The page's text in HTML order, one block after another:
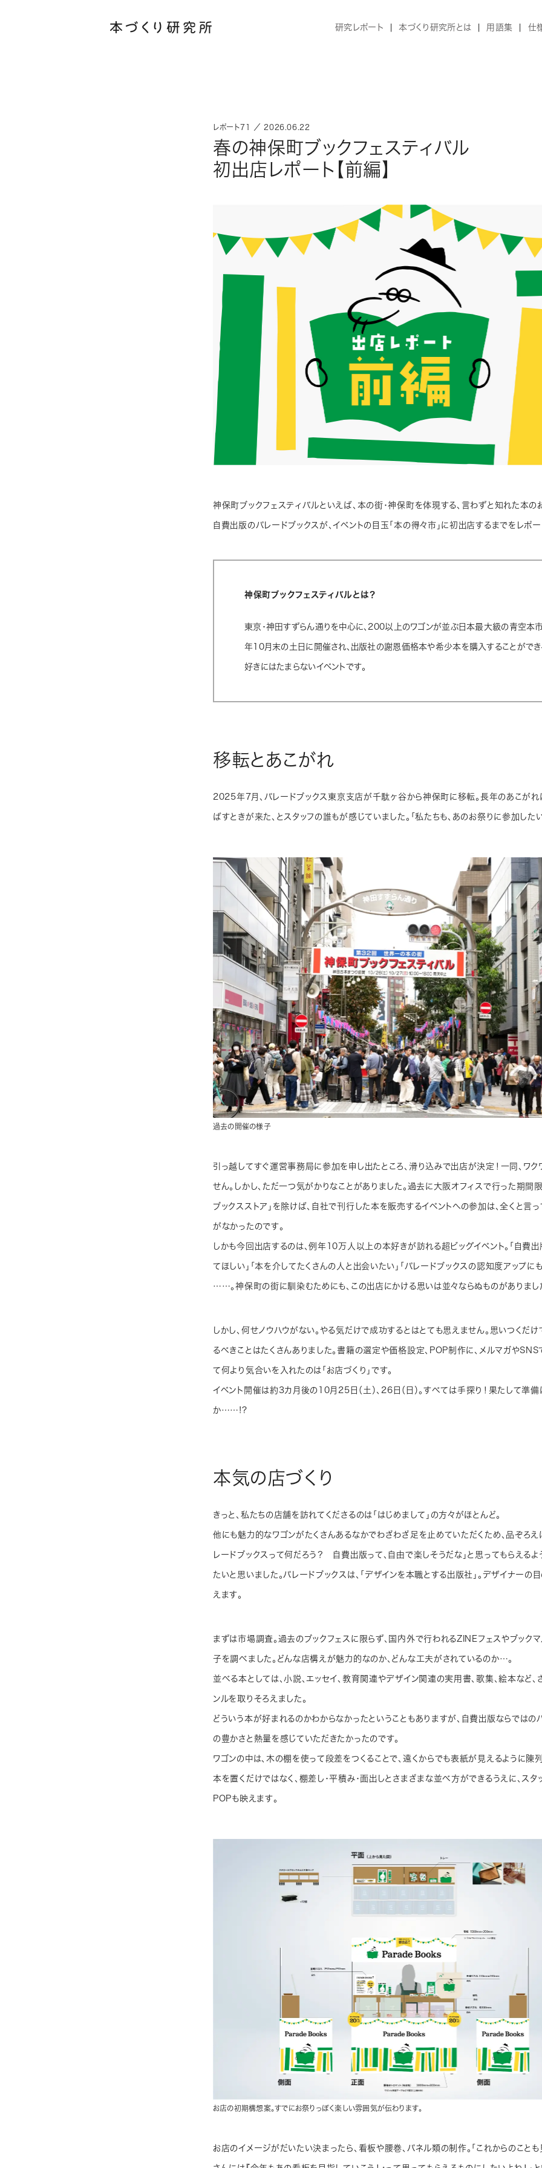
研究レポート 本づくり研究所とは 用語集 仕
レポート71 ／ 2026.06.22
春の神保町ブックフェスティバル
初出店レポート【前編】
神保町ブックフェスティバルといえば、本の街・神保町を体現する、言わずと知れた本の
自費出版のパレードブックスが、イベントの目玉「本の得々市」に初出店するまでをレポー
神保町ブックフェスティバルとは？
東京・神田すずらん通りを中心に、200以上のワゴンが並ぶ日本最大級の青空本
年10月末の土日に開催され、出版社の謝恩価格本や希少本を購入することができ
好きにはたまらないイベントです。
移転とあこがれ
2025年7月、パレードブックス東京支店が千駄ヶ谷から神保町に移転。長年のあこが
ばすときが来た、とスタッフの誰もが感じていました。「私たちも、あのお祭りに参加した
過去の開催の様子
引っ越してすぐ運営事務局に参加を申し出たところ、滑り込みで出店が決定！一同、ワク
せん。しかし、ただ一つ気がかりなことがありました。過去に大阪オフィスで行った期間
ブックスストア」を除けば、自社で刊行した本を販売するイベントへの参加は、全くと言
がなかったのです。
しかも今回出店するのは、例年10万人以上の本好きが訪れる超ビッグイベント。「自費
てほしい」「本を介してたくさんの人と出会いたい」「パレードブックスの認知度アップに
……。神保町の街に馴染むためにも、この出店にかける思いは並々ならぬものがありまし
しかし、何せノウハウがない。やる気だけで成功するとはとても思えません。思いつくだけ
るべきことはたくさんありました。書籍の選定や価格設定、POP制作に、メルマガやSNS
て何より気合いを入れたのは「お店づくり」です。
イベント開催は約3カ月後の10月25日（土）、26日（日）。すべては手探り！果たして準
か……!?
本気の店づくり
きっと、私たちの店舗を訪れてくださるのは「はじめまして」の方々がほとんど。
他にも魅力的なワゴンがたくさんあるなかでわざわざ足を止めていただくため、品ぞろえ
レードブックスって何だろう？ 自費出版って、自由で楽しそうだな」と思ってもらえる
たいと思いました。パレードブックスは、「デザインを本職とする出版社」。デザイナーの
えます。
まずは市場調査。過去のブックフェスに限らず、国内外で行われるZINEフェスやブック
子を調べました。どんな店構えが魅力的なのか、どんな工夫がされているのか…。
並べる本としては、小説、エッセイ、教育関連やデザイン関連の実用書、歌集、絵本など、
ンルを取りそろえました。
どういう本が好まれるのかわからなかったということもありますが、自費出版ならではの
の豊かさと熱量を感じていただきたかったのです。
ワゴンの中は、木の棚を使って段差をつくることで、遠くからでも表紙が見えるように陳
本を置くだけではなく、棚差し・平積み・面出しとさまざまな並べ方ができるうえに、スタ
POPも映えます。
お店の初期構想案。すでにお祭りっぽく楽しい雰囲気が伝わります。
お店のイメージがだいたい決まったら、看板や腰巻、パネル類の制作。「これからのこと